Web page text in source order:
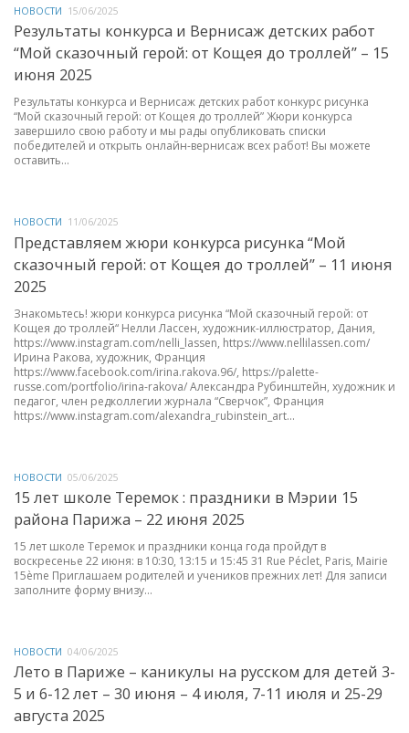
НОВОСТИ 15/06/2025
Результаты конкурса и Вернисаж детских работ
“Мой сказочный герой: от Кощея до троллей” – 15
июня 2025
Результаты конкурса и Вернисаж детских работ конкурс рисунка
“Мой сказочный герой: от Кощея до троллей” Жюри конкурса
завершило свою работу и мы рады опубликовать списки
победителей и открыть онлайн-вернисаж всех работ! Вы можете
оставить...
НОВОСТИ 11/06/2025
Представляем жюри конкурса рисунка “Мой
сказочный герой: от Кощея до троллей” – 11 июня
2025
Знакомьтесь! жюри конкурса рисунка “Мой сказочный герой: от
Кощея до троллей“ Нелли Лассен, художник-иллюстратор, Дания,
https://www.instagram.com/nelli_lassen, https://www.nellilassen.com/
Ирина Ракова, художник, Франция
https://www.facebook.com/irina.rakova.96/, https://palette-
russe.com/portfolio/irina-rakova/ Александра Рубинштейн, художник и
педагог, член редколлегии журнала “Сверчок”, Франция
https://www.instagram.com/alexandra_rubinstein_art...
НОВОСТИ 05/06/2025
15 лет школе Теремок : праздники в Мэрии 15
района Парижа – 22 июня 2025
15 лет школе Теремок и праздники конца года пройдут в
воскресенье 22 июня: в 10:30, 13:15 и 15:45 31 Rue Péclet, Paris, Mairie
15ème Приглашаем родителей и учеников прежних лет! Для записи
заполните форму внизу...
НОВОСТИ 04/06/2025
Лето в Париже – каникулы на русском для детей 3-
5 и 6-12 лет – 30 июня – 4 июля, 7-11 июля и 25-29
августа 2025